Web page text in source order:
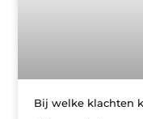
Bij welke klachten